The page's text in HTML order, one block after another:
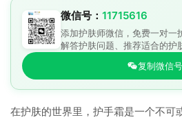
微信号： 11715616
添加护肤师微信，免费一对一
解答护肤问题、推荐适合的护
复制微信号
在护肤的世界里，护手霜是一个不可